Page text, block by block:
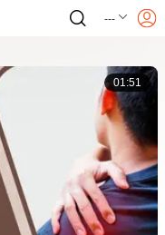
---
01:51